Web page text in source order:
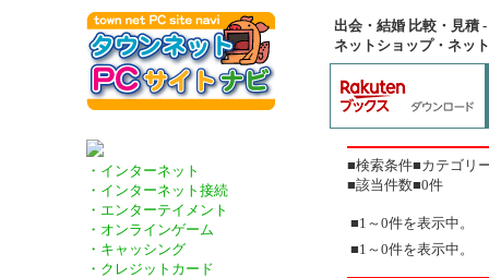
出会・結婚 比較・見積 -
ネットショップ・ネッ
・インターネット
・インターネット接続
・エンターテイメント
・オンラインゲーム
・キャッシング
・クレジットカード
■検索条件■カテゴ
■該当件数■0件
■1～0件を表示中。
■1～0件を表示中。